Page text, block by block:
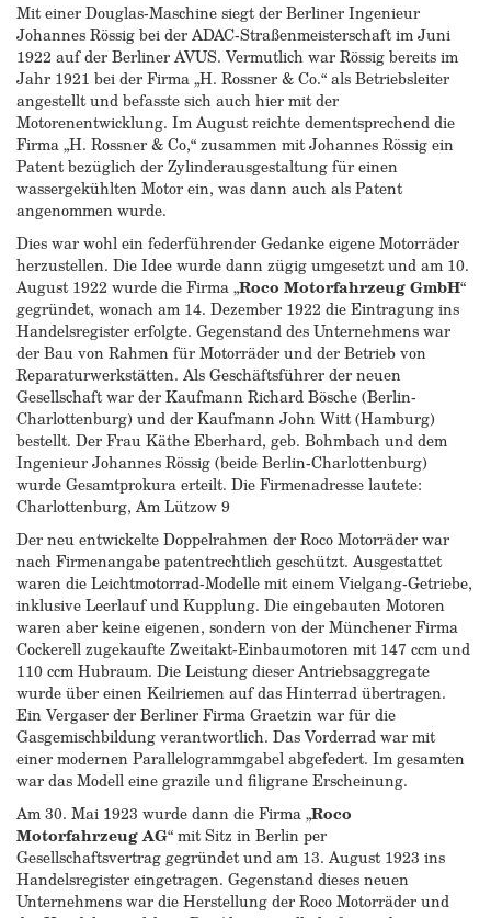
Mit einer Douglas-Maschine siegt der Berliner Ingenieur
Johannes Rössig bei der ADAC-Straßenmeisterschaft im Juni
1922 auf der Berliner AVUS. Vermutlich war Rössig bereits im
Jahr 1921 bei der Firma „H. Rossner & Co.“ als Betriebsleiter
angestellt und befasste sich auch hier mit der
Motorenentwicklung. Im August reichte dementsprechend die
Firma „H. Rossner & Co,“ zusammen mit Johannes Rössig ein
Patent bezüglich der Zylinderausgestaltung für einen
wassergekühlten Motor ein, was dann auch als Patent
angenommen wurde.
Dies war wohl ein federführender Gedanke eigene Motorräder
herzustellen. Die Idee wurde dann zügig umgesetzt und am 10.
August 1922 wurde die Firma „Roco Motorfahrzeug GmbH“
gegründet, wonach am 14. Dezember 1922 die Eintragung ins
Handelsregister erfolgte. Gegenstand des Unternehmens war
der Bau von Rahmen für Motorräder und der Betrieb von
Reparaturwerkstätten. Als Geschäftsführer der neuen
Gesellschaft war der Kaufmann Richard Bösche (Berlin-
Charlottenburg) und der Kaufmann John Witt (Hamburg)
bestellt. Der Frau Käthe Eberhard, geb. Bohmbach und dem
Ingenieur Johannes Rössig (beide Berlin-Charlottenburg)
wurde Gesamtprokura erteilt. Die Firmenadresse lautete:
Charlottenburg, Am Lützow 9
Der neu entwickelte Doppelrahmen der Roco Motorräder war
nach Firmenangabe patentrechtlich geschützt. Ausgestattet
waren die Leichtmotorrad-Modelle mit einem Vielgang-Getriebe,
inklusive Leerlauf und Kupplung. Die eingebauten Motoren
waren aber keine eigenen, sondern von der Münchener Firma
Cockerell zugekaufte Zweitakt-Einbaumotoren mit 147 ccm und
110 ccm Hubraum. Die Leistung dieser Antriebsaggregate
wurde über einen Keilriemen auf das Hinterrad übertragen.
Ein Vergaser der Berliner Firma Graetzin war für die
Gasgemischbildung verantwortlich. Das Vorderrad war mit
einer modernen Parallelogrammgabel abgefedert. Im gesamten
war das Modell eine grazile und filigrane Erscheinung.
Am 30. Mai 1923 wurde dann die Firma „Roco
Motorfahrzeug AG“ mit Sitz in Berlin per
Gesellschaftsvertrag gegründet und am 13. August 1923 ins
Handelsregister eingetragen. Gegenstand dieses neuen
Unternehmens war die Herstellung der Roco Motorräder und